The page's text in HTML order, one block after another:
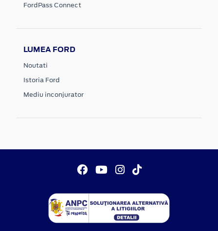
FordPass Connect
LUMEA FORD
Noutati
Istoria Ford
Mediu inconjurator